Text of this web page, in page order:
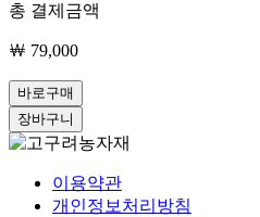
총 결제금액
￦ 79,000
바로구매
장바구니
이용약관
개인정보처리방침